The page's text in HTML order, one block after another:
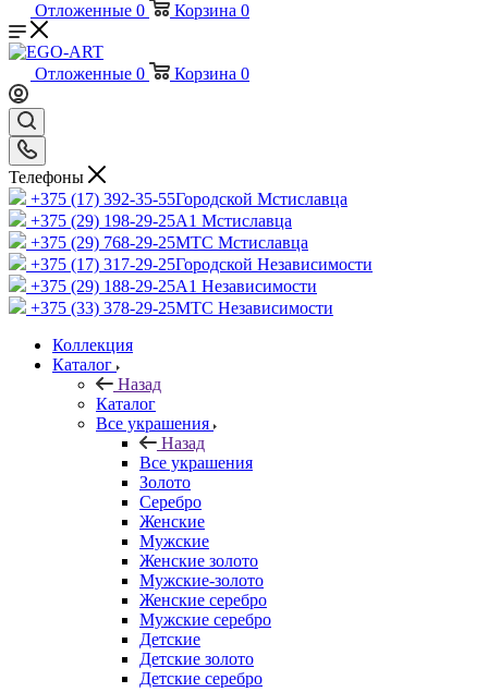
Отложенные 0 Корзина 0
Отложенные 0 Корзина 0
Телефоны
+375 (17) 392-35-55Городской Мстиславца
+375 (29) 198-29-25A1 Мстиславца
+375 (29) 768-29-25МТС Мстиславца
+375 (17) 317-29-25Городской Независимости
+375 (29) 188-29-25A1 Независимости
+375 (33) 378-29-25МТС Независимости
Коллекция
Каталог
Назад
Каталог
Все украшения
Назад
Все украшения
Золото
Серебро
Женские
Мужские
Женские золото
Мужские-золото
Женские серебро
Мужские серебро
Детские
Детские золото
Детские серебро